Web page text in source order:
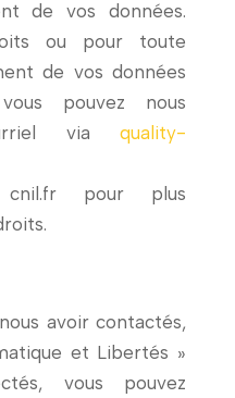
de vos données.
ou pour toute
de vos données
pouvez nous
viaquality-
cnil.fr pour plus
avoir contactés,
et Libertés »
vous pouvez